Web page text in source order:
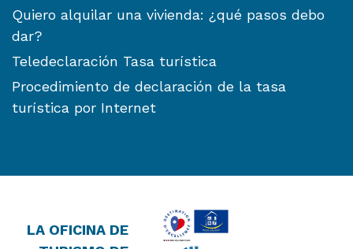
Quiero alquilar una vivienda: ¿qué pasos debo
dar?
Teledeclaración Tasa turística
Procedimiento de declaración de la tasa
turística por Internet
LA OFICINA DE